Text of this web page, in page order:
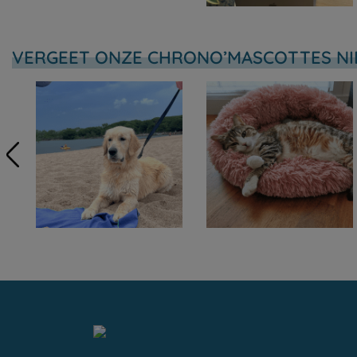
VERGEET ONZE CHRONO’MASCOTTES